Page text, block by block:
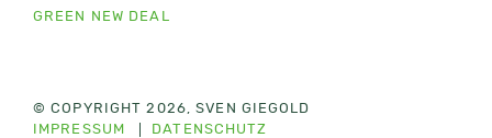
GREEN NEW DEAL
© COPYRIGHT 2026, SVEN GIEGOLD
IMPRESSUM
DATENSCHUTZ